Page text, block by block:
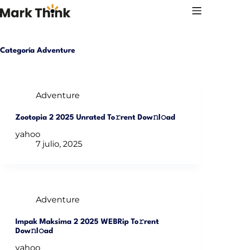
al
Categoría Adventure
Adventure
Zootopia 2 2025 Unrated To𝚛rent Dow𝚗l𝚘ad
yahoo
7 julio, 2025
Adventure
Impak Maksima 2 2025 WEBRip To𝚛rent
Dow𝚗l𝚘ad
yahoo